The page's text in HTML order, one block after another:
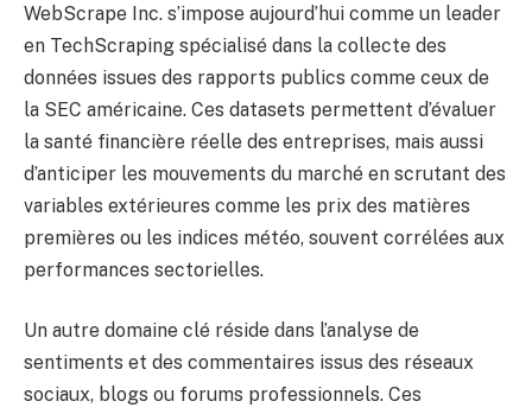
WebScrape Inc. s’impose aujourd’hui comme un leader
en TechScraping spécialisé dans la collecte des
données issues des rapports publics comme ceux de
la SEC américaine. Ces datasets permettent d’évaluer
la santé financière réelle des entreprises, mais aussi
d’anticiper les mouvements du marché en scrutant des
variables extérieures comme les prix des matières
premières ou les indices météo, souvent corrélées aux
performances sectorielles.
Un autre domaine clé réside dans l’analyse de
sentiments et des commentaires issus des réseaux
sociaux, blogs ou forums professionnels. Ces